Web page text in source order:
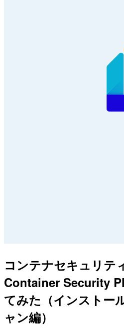
コンテナセキュリテ
Container Security
てみた（インストー
ャン編）